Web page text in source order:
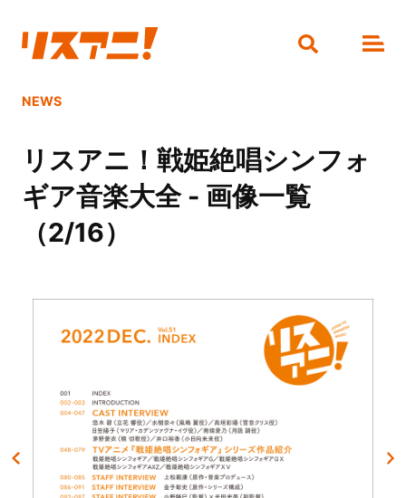
NEWS
リスアニ！戦姫絶唱シンフォ
ギア音楽大全 - 画像一覧
（2/16）